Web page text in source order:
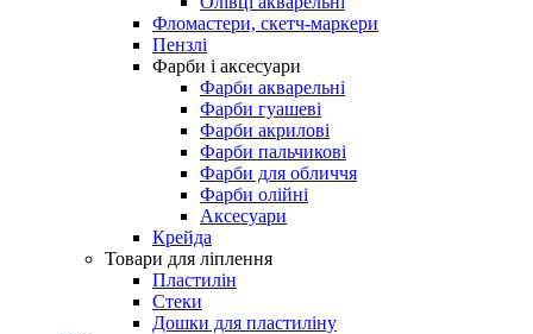
Фломастери, скетч-маркери
Пензлі
Фарби і аксесуари
Фарби акварельні
Фарби гуашеві
Фарби акрилові
Фарби пальчикові
Фарби для обличчя
Фарби олійні
Аксесуари
Крейда
Товари для ліплення
Пластилін
Стеки
Дошки для пластиліну